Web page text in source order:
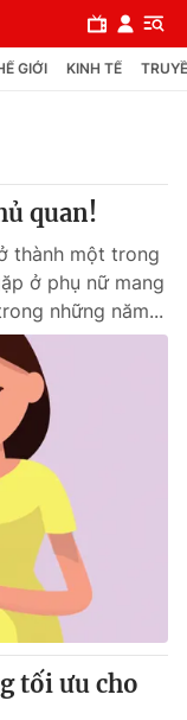
GIỚI KINH TẾ
quan!
thành một trong
ở phụ nữ mang
những năm...
tối ưu cho